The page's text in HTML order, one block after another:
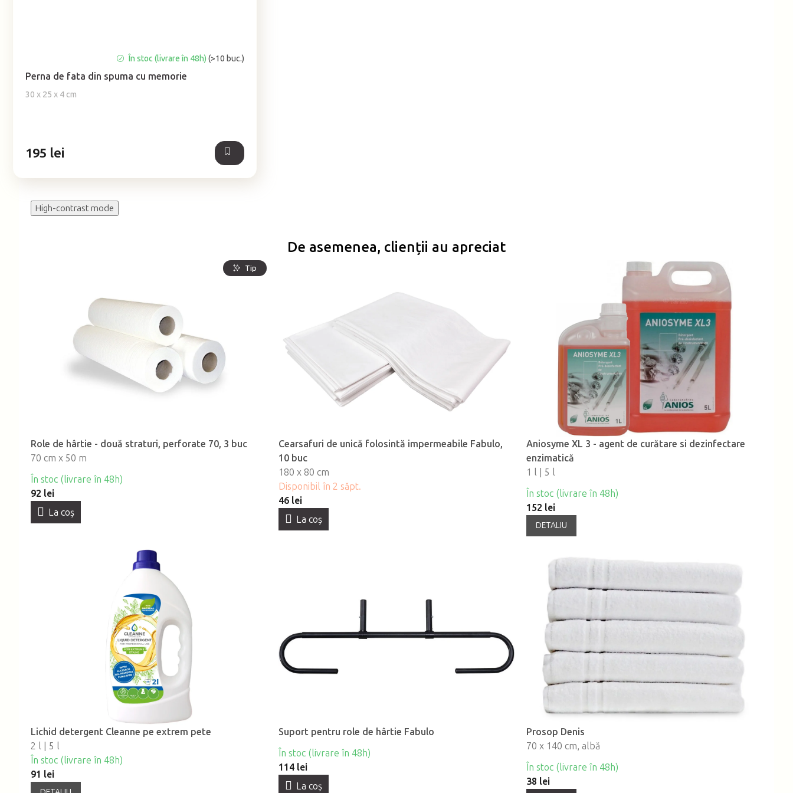
Perna de fata din spuma cu memorie
30 x 25 x 4 cm
a
produsului
stele.
În stoc (livrare în 48h)(>10 buc.)
195 lei
High-contrast mode
De asemenea, clienții au apreciat
Tip
Role de hârtie - două straturi, perforate 70, 3 buc
70 cm x 50 m
În stoc (livrare în 48h)
92 lei
La coş
Cearsafuri de unică folosintă impermeabile Fabulo,
10 buc
180 x 80 cm
Disponibil în 2 săpt.
46 lei
La coş
Aniosyme XL 3 - agent de curătare si dezinfectare
enzimatică
1 l | 5 l
În stoc (livrare în 48h)
152 lei
DETALIU
Lichid detergent Cleanne pe extrem pete
2 l | 5 l
În stoc (livrare în 48h)
91 lei
Suport pentru role de hârtie Fabulo
În stoc (livrare în 48h)
114 lei
La coş
Prosop Denis
70 x 140 cm, albă
În stoc (livrare în 48h)
38 lei